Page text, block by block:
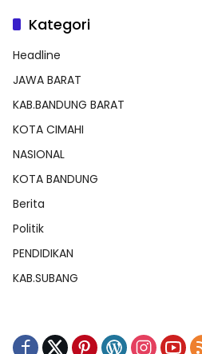
Kategori
Headline
JAWA BARAT
KAB.BANDUNG BARAT
KOTA CIMAHI
NASIONAL
KOTA BANDUNG
Berita
Politik
PENDIDIKAN
KAB.SUBANG